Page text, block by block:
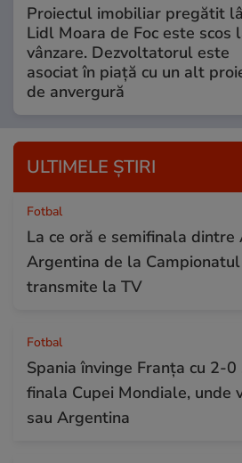
Proiectul imobiliar pregătit
Lidl Moara de Foc este scos
vânzare. Dezvoltatorul este
asociat în piață cu un alt
de anvergură
ULTIMELE ȘTIRI
Fotbal
La ce oră e semifinala dintre
Argentina de la
transmite la TV
Fotbal
Spania învinge Franța cu 2-0
finala Cupei Mondiale, unde
sau Argentina